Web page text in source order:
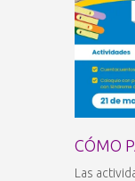
CÓMO
Las